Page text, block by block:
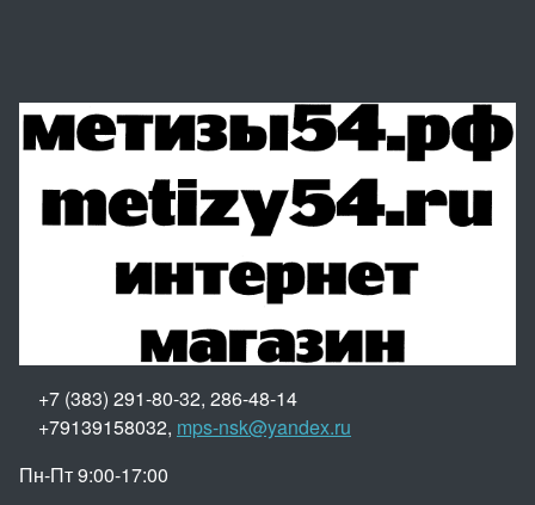
+7 (383) 291-80-32, 286-48-14
+79139158032, mps-nsk@yandex.ru
Пн-Пт 9:00-17:00